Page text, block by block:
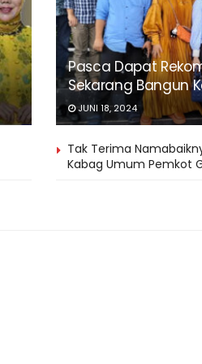
Pasca Dapat
Sekarang Bangun
JUNI 18, 2024
Tak Terima
Kabag Umum Pemkot